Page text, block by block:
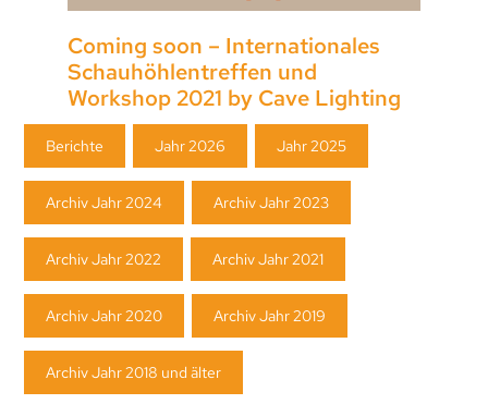
Coming soon – Internationales
Schauhöhlentreffen und
Workshop 2021 by Cave Lighting
Navigation
Berichte Jahr 2026 Jahr 2025
Archiv Jahr 2024 Archiv Jahr 2023
Archiv Jahr 2022 Archiv Jahr 2021
Archiv Jahr 2020 Archiv Jahr 2019
Archiv Jahr 2018 und älter